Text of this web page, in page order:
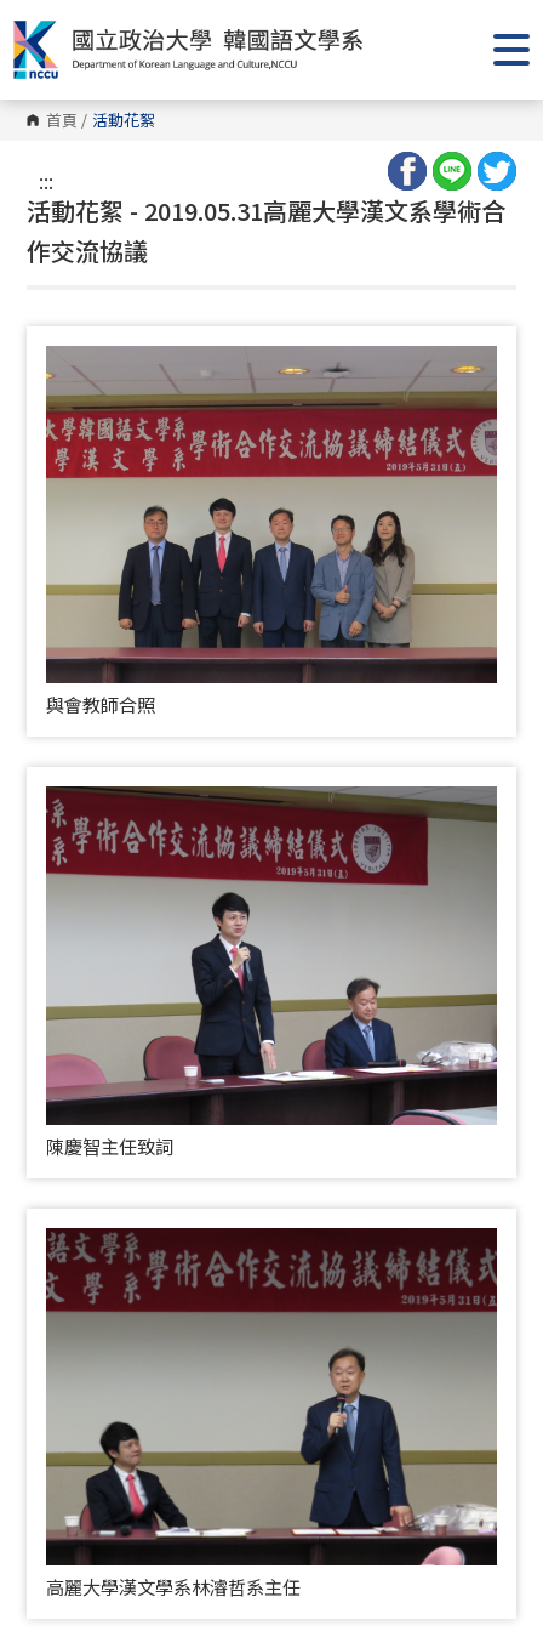
跳
到
主
要
內
容
區 首頁 / 活動花絮
:::
活動花絮 - 2019.05.31高麗大學漢文系學術合
作交流協議
與會教師合照
陳慶智主任致詞
高麗大學漢文學系林濬哲系主任